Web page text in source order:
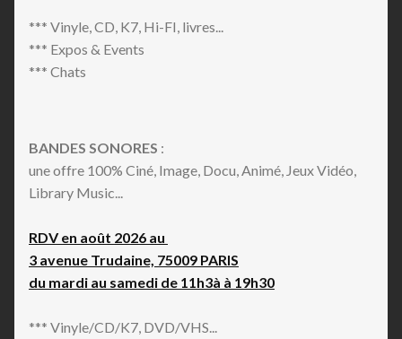
*** Vinyle, CD, K7, Hi-FI, livres...
*** Expos & Events
*** Chats
BANDES SONORES :
une offre 100% Ciné, Image, Docu, Animé, Jeux Vidéo,
Library Music...
RDV en août 2026 au
3 avenue Trudaine, 75009 PARIS
du mardi au samedi de 11h3à à 19h30
*** Vinyle/CD/K7, DVD/VHS...